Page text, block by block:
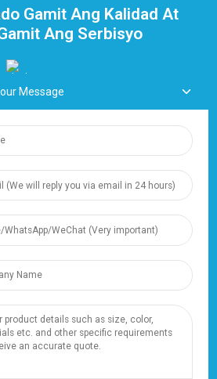
Gamit Ang Kalidad At
Ang Serbisyo
Madalas Itanong
Amin
Shanghai Dingzun Electric &
karapatan ay nakalaan
Town, 201802, Shanghai,
Message